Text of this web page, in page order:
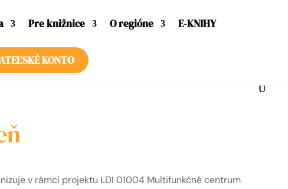
Pre knižnice O regióne E-KNIHY
KONTO
v rámci projektu LDI 01004 Multifunkčné centrum